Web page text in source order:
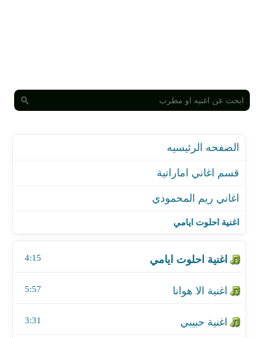
قسم اغاني اماراتية
اغنية احلوت ايامي
اغنية احلوت ايامي
4:15
اغنية الا هوانا
5:57
اغنية حبيبي
3:31
اغنية ياخوف قلبي